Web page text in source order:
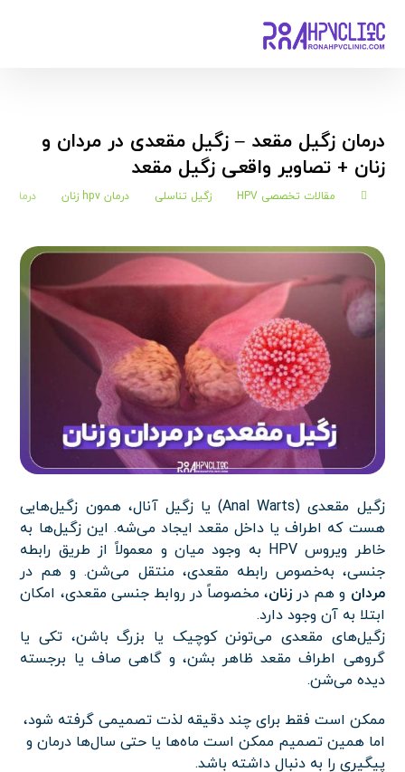
درمان زگیل مقعد – زگیل مقعدی در مردان و
زنان + تصاویر واقعی زگیل مقعد
مقالات تخصصی HPV زگیل تناسلی درمان hpv زنان درمان
زگیل مقعدی (Anal Warts) یا زگیل آنال، همون زگیل‌هایی
هست که اطراف یا داخل مقعد ایجاد می‌شه. این زگیل‌ها به
خاطر ویروس HPV به وجود میان و معمولاً از طریق رابطه
جنسی، به‌خصوص رابطه مقعدی، منتقل می‌شن. و هم در
مردان و هم در زنان، مخصوصاً در روابط جنسی مقعدی، امکان
ابتلا به آن وجود دارد.
زگیل‌های مقعدی می‌تونن کوچیک یا بزرگ باشن، تکی یا
گروهی اطراف مقعد ظاهر بشن، و گاهی صاف یا برجسته
دیده می‌شن.
ممکن است فقط برای چند دقیقه لذت تصمیمی گرفته شود،
اما همین تصمیم ممکن است ماه‌ها یا حتی سال‌ها درمان و
پیگیری را به دنبال داشته باشد.